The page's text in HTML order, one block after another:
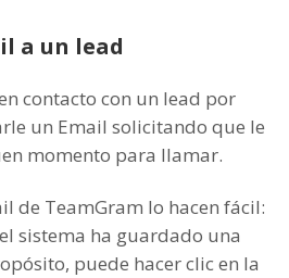
a un lead
contacto con un lead por
un Email solicitando que le
momento para llamar.
de TeamGram lo hacen fácil:
sistema ha guardado una
puede hacer clic en la